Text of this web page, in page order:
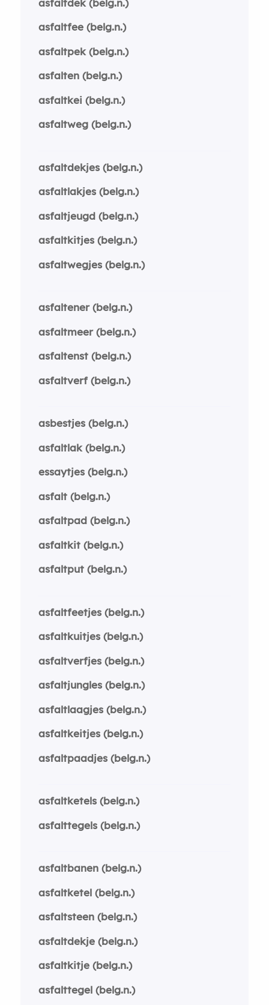
asfaltfee (belg.n.)
asfaltpek (belg.n.)
asfalten (belg.n.)
asfaltkei (belg.n.)
asfaltweg (belg.n.)
asfaltdekjes (belg.n.)
asfaltlakjes (belg.n.)
asfaltjeugd (belg.n.)
asfaltkitjes (belg.n.)
asfaltwegjes (belg.n.)
asfaltener (belg.n.)
asfaltmeer (belg.n.)
asfaltenst (belg.n.)
asfaltverf (belg.n.)
asbestjes (belg.n.)
asfaltlak (belg.n.)
essaytjes (belg.n.)
asfalt (belg.n.)
asfaltpad (belg.n.)
asfaltkit (belg.n.)
asfaltput (belg.n.)
asfaltfeetjes (belg.n.)
asfaltkuitjes (belg.n.)
asfaltverfjes (belg.n.)
asfaltjungles (belg.n.)
asfaltlaagjes (belg.n.)
asfaltkeitjes (belg.n.)
asfaltpaadjes (belg.n.)
asfaltketels (belg.n.)
asfalttegels (belg.n.)
asfaltbanen (belg.n.)
asfaltketel (belg.n.)
asfaltsteen (belg.n.)
asfaltdekje (belg.n.)
asfaltkitje (belg.n.)
asfalttegel (belg.n.)